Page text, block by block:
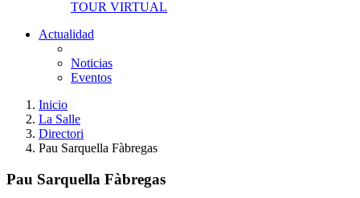
TOUR VIRTUAL
Actualidad
Noticias
Eventos
Inicio
La Salle
Directori
Pau Sarquella Fàbregas
Pau Sarquella Fàbregas